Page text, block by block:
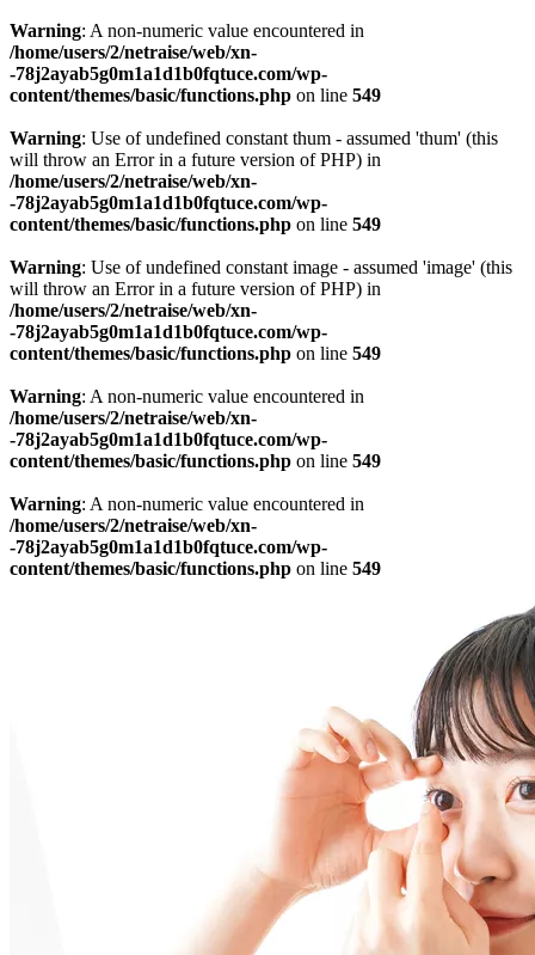
Warning: A non-numeric value encountered in
/home/users/2/netraise/web/xn-
-78j2ayab5g0m1a1d1b0fqtuce.com/wp-
content/themes/basic/functions.php on line 549
Warning: Use of undefined constant thum - assumed 'thum' (this
will throw an Error in a future version of PHP) in
/home/users/2/netraise/web/xn-
-78j2ayab5g0m1a1d1b0fqtuce.com/wp-
content/themes/basic/functions.php on line 549
Warning: Use of undefined constant image - assumed 'image' (this
will throw an Error in a future version of PHP) in
/home/users/2/netraise/web/xn-
-78j2ayab5g0m1a1d1b0fqtuce.com/wp-
content/themes/basic/functions.php on line 549
Warning: A non-numeric value encountered in
/home/users/2/netraise/web/xn-
-78j2ayab5g0m1a1d1b0fqtuce.com/wp-
content/themes/basic/functions.php on line 549
Warning: A non-numeric value encountered in
/home/users/2/netraise/web/xn-
-78j2ayab5g0m1a1d1b0fqtuce.com/wp-
content/themes/basic/functions.php on line 549